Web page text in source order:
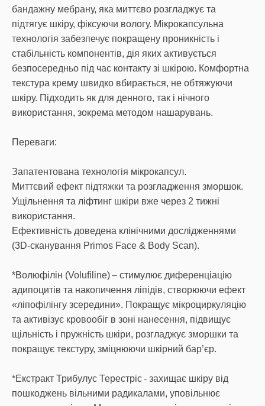
бандажну мебрану, яка миттєво розгладжує та
підтягує шкіру, фіксуючи вологу. Мікрокапсульна
технологія забезпечує покращену проникність і
стабільність компонентів, дія яких активується
безпосередньо під час контакту зі шкірою. Комфортна
текстура крему швидко вбирається, не обтяжуючи
шкіру. Підходить як для денного, так і нічного
використання, зокрема методом нашарувань.
Переваги:
Запатентована технологія мікрокапсул.
Миттєвий ефект підтяжки та розгладження зморшок.
Ущільнення та ліфтинг шкіри вже через 2 тижні
використання.
Ефективність доведена клінічними дослідженнями
(3D-сканування Primos Face & Body Scan).
*Волюфілін (Volufiline) – стимулює диференціацію
адипоцитів та накопичення ліпідів, створюючи ефект
«ліпофілінгу зсередини». Покращує мікроциркуляцію
та активізує кровообіг в зоні нанесення, підвищує
щільність і пружність шкіри, розгладжує зморшки та
покращує текстуру, зміцнюючи шкірний бар’єр.
*Екстракт Трибулус Терестріс - захищає шкіру від
пошкоджень вільними радикалами, уповільнює